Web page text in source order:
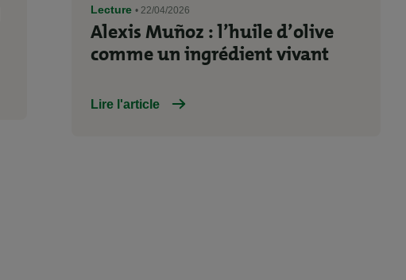
Lecture • 22/04/2026
Alexis Muñoz : l’huile d’olive
comme un ingrédient vivant
Lire l'article